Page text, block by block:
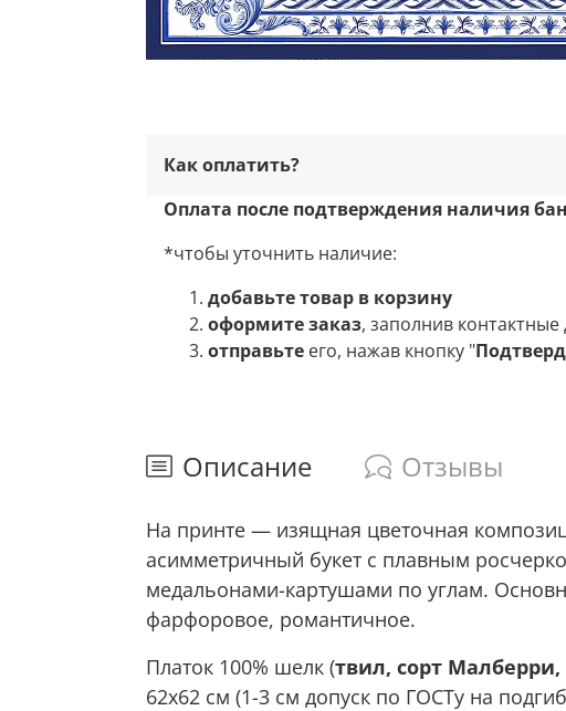
Как оплатить?
Оплата после подтверждения наличия
*чтобы уточнить наличие:
добавьте товар в корзину
оформите заказ, заполнив
отправьте его, нажав кнопку "
Описание Отзывы
На принте — изящная цветочная
асимметричный букет с плавным
медальонами-картушами по углам.
фарфоровое, романтичное.
Платок 100% шелк (твил, сорт
62х62 см (1-3 см допуск по ГОСТу на